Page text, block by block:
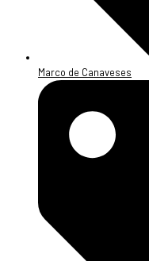
Marco de Canaveses